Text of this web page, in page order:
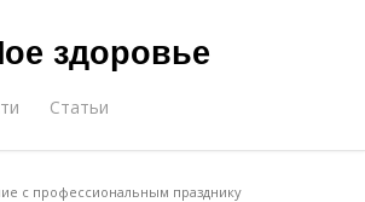
здоровье
Статьи
с профессиональным празднику